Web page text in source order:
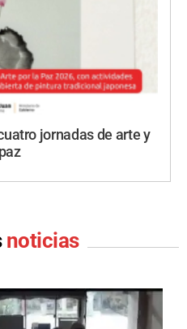
jornadas de arte y
noticias